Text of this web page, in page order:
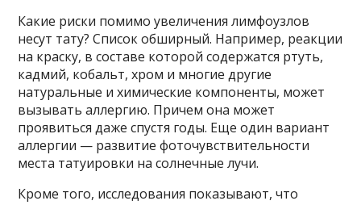
Какие риски помимо увеличения лимфоузлов
несут тату? Список обширный. Например, реакции
на краску, в составе которой содержатся ртуть,
кадмий, кобальт, хром и многие другие
натуральные и химические компоненты, может
вызывать аллергию. Причем она может
проявиться даже спустя годы. Еще один вариант
аллергии — развитие фоточувствительности
места татуировки на солнечные лучи.
Кроме того, исследования показывают, что